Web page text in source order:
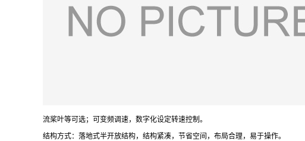
流桨叶等可选；可变频调速，数字化设定转速控制。
结构方式：落地式半开放结构，结构紧凑，节省空间，布局合理，易于操作。